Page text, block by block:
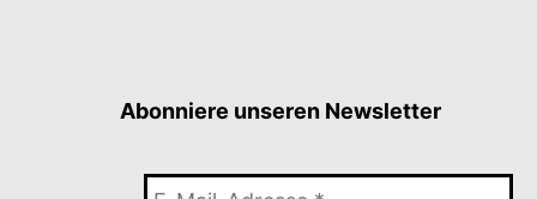
Abonniere unseren Newsletter
E-